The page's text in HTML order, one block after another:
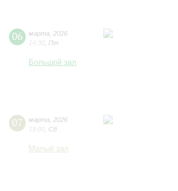
06 марта
2026
14:30 Пт
Большой зал
07 марта
2026
19:00 Сб
Малый зал